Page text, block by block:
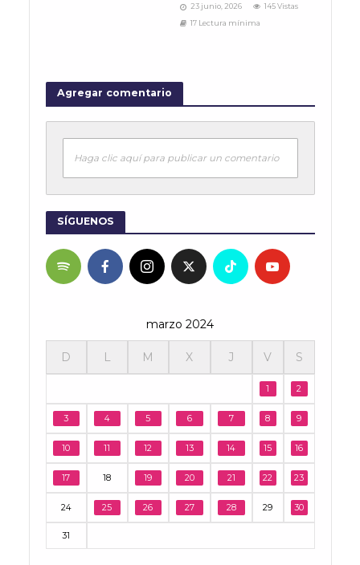
23 junio, 2026
145 Vistas
17 Lectura mínima
Agregar comentario
Haga clic aquí para publicar un comentario
SÍGUENOS
marzo 2024
D L M X J V S
1 2
3 4 5 6 7 8 9
10 11 12 13 14 15 16
17 18 19 20 21 22 23
24 25 26 27 28 29 30
31